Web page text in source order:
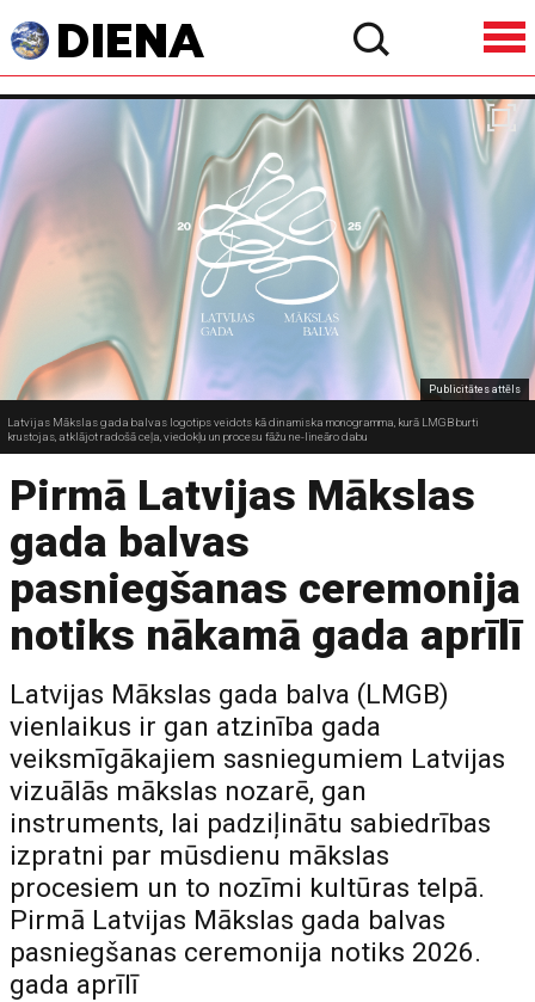
Publicitātes attēls
Latvijas Mākslas gada balvas logotips veidots kā dinamiska monogramma, kurā LMGB burti
krustojas, atklājot radošā ceļa, viedokļu un procesu fāžu ne-lineāro dabu
Pirmā Latvijas Mākslas
gada balvas
pasniegšanas ceremonija
notiks nākamā gada aprīlī
Latvijas Mākslas gada balva (LMGB)
vienlaikus ir gan atzinība gada
veiksmīgākajiem sasniegumiem Latvijas
vizuālās mākslas nozarē, gan
instruments, lai padziļinātu sabiedrības
izpratni par mūsdienu mākslas
procesiem un to nozīmi kultūras telpā.
Pirmā Latvijas Mākslas gada balvas
pasniegšanas ceremonija notiks 2026.
gada aprīlī